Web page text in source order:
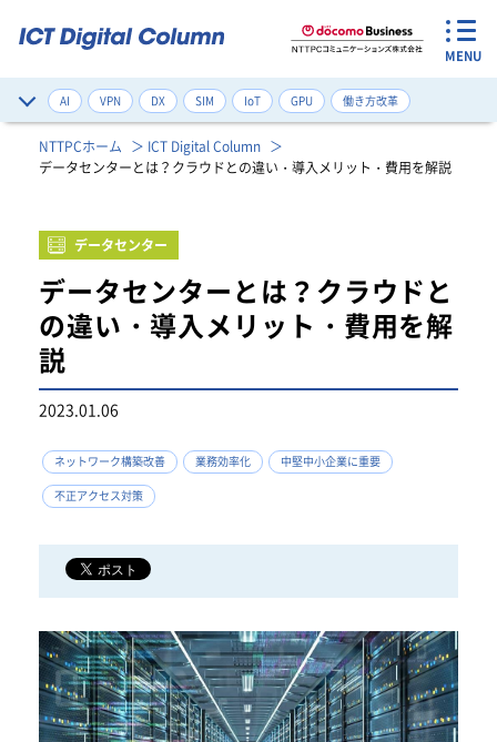
MENU
AI VPN DX SIM IoT GPU 働き方改革
サイバー攻撃対策 デジタルツイン
ゼロトラスト 健康管理 注目のワード一覧
NTTPCホーム
ICT Digital Column
データセンターとは？クラウドとの違い・導入メリット・費用を解説
データセンター
データセンターとは？クラウドと
の違い・導入メリット・費用を解
説
2023.01.06
ネットワーク構築改善 業務効率化 中堅中小企業に重要
不正アクセス対策